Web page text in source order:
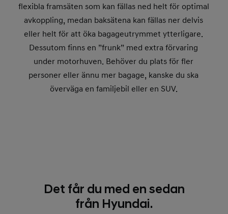
flexibla framsäten som kan fällas ned helt för optimal
avkoppling, medan baksätena kan fällas ner delvis
eller helt för att öka bagageutrymmet ytterligare.
Dessutom finns en ”frunk” med extra förvaring
under motorhuven. Behöver du plats för fler
personer eller ännu mer bagage, kanske du ska
överväga en familjebil eller en SUV.
Det får du med en sedan
från Hyundai.